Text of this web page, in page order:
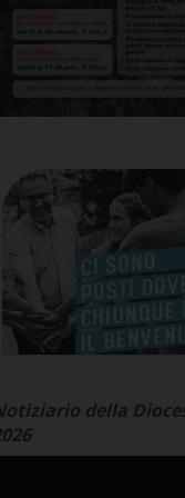
della